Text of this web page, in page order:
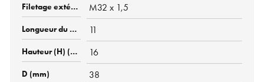
M32 x 1,5
11
16
38